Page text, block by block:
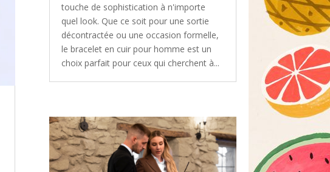
touche de sophistication à n'importe
quel look. Que ce soit pour une sortie
décontractée ou une occasion formelle,
le bracelet en cuir pour homme est un
choix parfait pour ceux qui cherchent à...